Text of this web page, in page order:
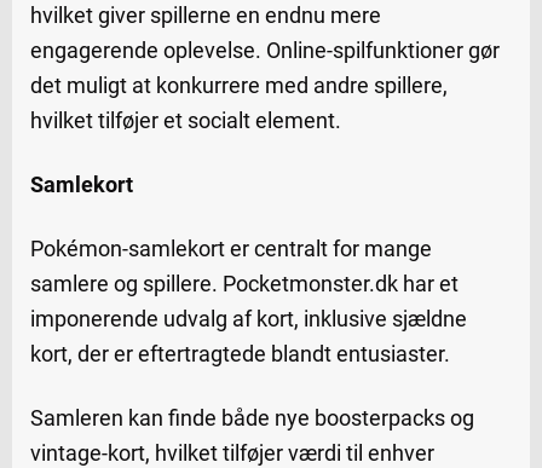
hvilket giver spillerne en endnu mere
engagerende oplevelse. Online-spilfunktioner gør
det muligt at konkurrere med andre spillere,
hvilket tilføjer et socialt element.
Samlekort
Pokémon-samlekort er centralt for mange
samlere og spillere. Pocketmonster.dk har et
imponerende udvalg af kort, inklusive sjældne
kort, der er eftertragtede blandt entusiaster.
Samleren kan finde både nye boosterpacks og
vintage-kort, hvilket tilføjer værdi til enhver